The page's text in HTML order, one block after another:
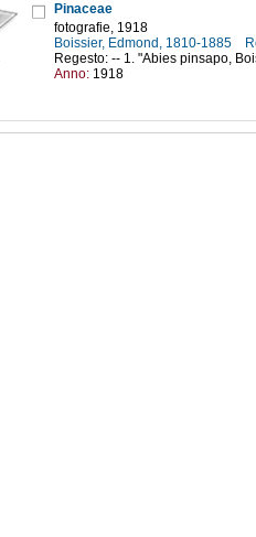
Pinaceae
fotografie, 1918
Boissier, Edmond, 1810-1885
Regesto: -- 1. "Abies pinsapo,
Anno: 1918